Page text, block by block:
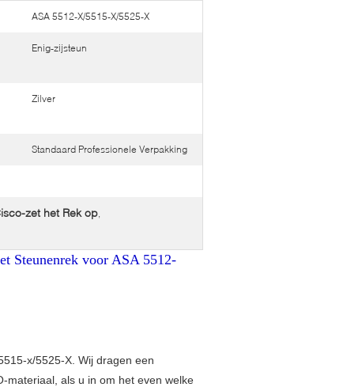
ASA 5512-X/5515-X/5525-X
Enig-zijsteun
Zilver
Standaard Professionele Verpakking
zet het Rek op,
Steunenrek voor ASA 5512-
x/5525-X. Wij dragen een
materiaal, als u in om het even welke